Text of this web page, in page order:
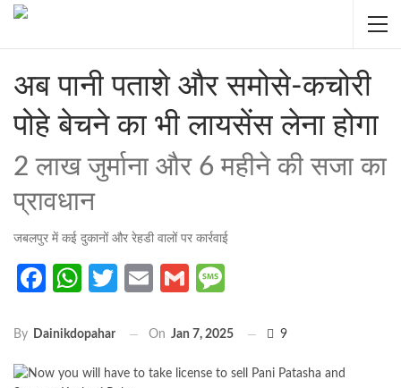
अब पानी पताशे और समोसे-कचोरी
पोहे बेचने का भी लायसेंस लेना होगा
2 लाख जुर्माना और 6 महीने की सजा का
प्रावधान
जबलपुर में कई दुकानों और रेहडी वालों पर कार्रवाई
Facebook
WhatsApp
Twitter
EmailGmail
By Dainikdopahar On Jan 7, 2025 9